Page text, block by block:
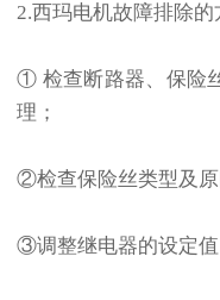
2.西玛电机故障排除的
① 检查断路器、保险
理；
②检查保险丝类型及原
③调整继电器的设定值